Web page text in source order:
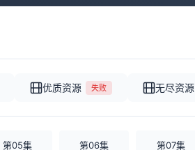
优质资源 失败 无尽资源
第05集 第06集 第07集